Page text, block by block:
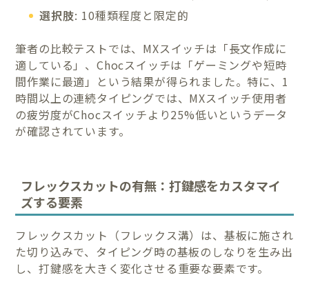
選択肢: 10種類程度と限定的
筆者の比較テストでは、MXスイッチは「長文作成に
適している」、Chocスイッチは「ゲーミングや短時
間作業に最適」という結果が得られました。特に、1
時間以上の連続タイピングでは、MXスイッチ使用者
の疲労度がChocスイッチより25%低いというデータ
が確認されています。
フレックスカットの有無：打鍵感をカスタマイ
ズする要素
フレックスカット（フレックス溝）は、基板に施され
た切り込みで、タイピング時の基板のしなりを生み出
し、打鍵感を大きく変化させる重要な要素です。